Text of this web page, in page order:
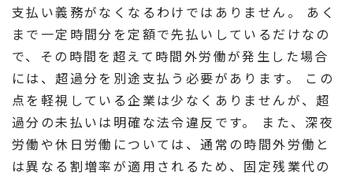
支払い義務がなくなるわけではありません。 あく
まで一定時間分を定額で先払いしているだけなの
で、その時間を超えて時間外労働が発生した場合
には、超過分を別途支払う必要があります。 この
点を軽視している企業は少なくありませんが、超
過分の未払いは明確な法令違反です。 また、深夜
労働や休日労働については、通常の時間外労働と
は異なる割増率が適用されるため、固定残業代の